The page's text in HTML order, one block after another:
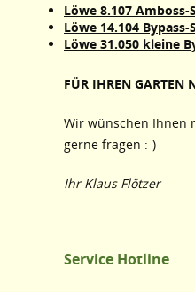
Löwe 8.107 Amboss-
Löwe 14.104 Bypass-
Löwe 31.050 kleine
FÜR IHREN GARTEN
Wir wünschen Ihnen
gerne fragen :-)
Ihr Klaus Flötzer
Service Hotline